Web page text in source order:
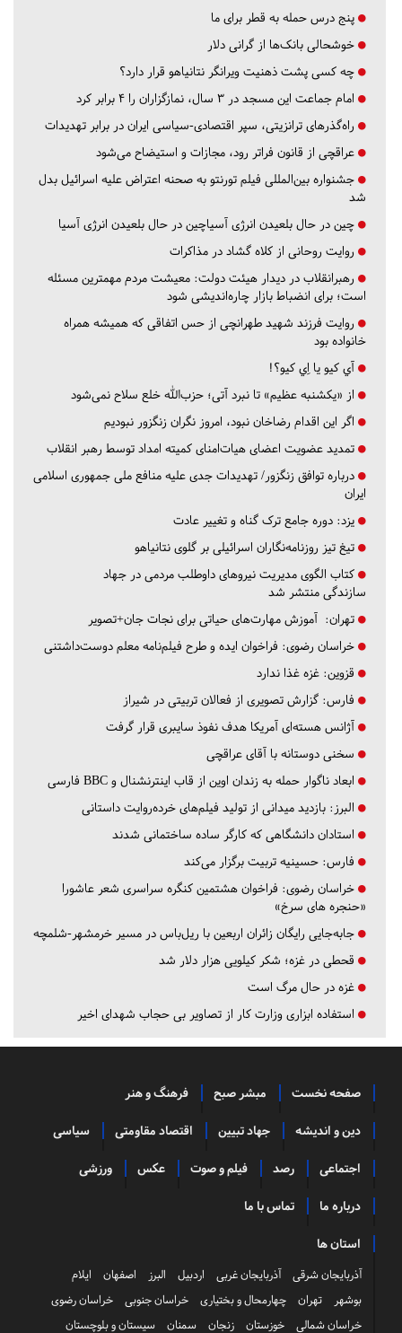
پنج درس‌ حمله به قطر برای ما
خوشحالی بانک‌ها از گرانی دلار
چه کسی پشت ذهنیت ویرانگر نتانیاهو قرار دارد؟
امام جماعت این مسجد در ۳ سال، نمازگزاران را ۴ برابر کرد
راه‌گذرهای ترانزیتی، سپر اقتصادی-سیاسی ایران در برابر تهدیدات
عراقچی از قانون فراتر رود، مجازات و استیضاح می‌شود
جشنواره بین‌المللی فیلم تورنتو به صحنه اعتراض علیه اسرائیل بدل
شد
چین در حال بلعیدن انرژی آسیاچین در حال بلعیدن انرژی آسیا
روایت روحانی از کلاه گشاد در مذاکرات
رهبرانقلاب در دیدار هیئت دولت: معیشت مردم مهمترین مسئله
است؛ برای انضباط بازار چاره‌اندیشی شود
روایت فرزند شهید طهرانچی از حس اتفاقی که همیشه همراه
خانواده بود
آي كيو يا اِي كيو؟!
از «یکشنبه عظیم» تا نبرد آتی؛ حزب‌الله خلع سلاح نمی‌شود
اگر این اقدام رضاخان نبود، امروز نگران زنگزور نبودیم
تمدید عضویت اعضای هیات‌امنای کمیته امداد توسط رهبر انقلاب
درباره توافق زنگزور/ تهدیدات جدی علیه منافع ملی جمهوری اسلامی
ایران
یزد: دوره جامع ترک گناه و تغییر عادت
تیغ تیز روزنامه‌نگاران اسرائیلی بر گلوی نتانیاهو
کتاب الگوی مدیریت نیروهای داوطلب مردمی در جهاد
سازندگی منتشر شد
تهران: آموزش مهارت‌های حیاتی برای نجات جان+تصویر
خراسان رضوی: فراخوان ایده و طرح فیلم‌نامه معلم دوست‌داشتنی
قزوین: غزه غذا ندارد
فارس: گزارش تصویری از فعالان تربیتی در شیراز
آژانس هسته‌ای آمریکا هدف نفوذ سایبری قرار گرفت
سخنی دوستانه با آقای عراقچی
ابعاد ناگوار حمله به زندان اوین از قاب اینترنشنال و BBC فارسی
البرز: بازدید میدانی از تولید فیلم‌های خرده‌روایت داستانی
استادان دانشگاهی که کارگر ساده ساختمانی شدند
فارس: حسینیه تربیت برگزار می‌کند
خراسان رضوی: فراخوان هشتمین کنگره سراسری شعر عاشورا
«حنجره های سرخ»
جابه‌جایی رایگان زائران اربعین با ریل‌باس در مسیر خرمشهر-شلمچه
قحطی در غزه؛ شکر کیلویی هزار دلار شد
غزه در حال مرگ است
استفاده ابزاری وزارت کار از تصاویر بی حجاب شهدای اخیر
صفحه نخست مبشر صبح فرهنگ و هنر
دین و اندیشه جهاد تبیین اقتصاد مقاومتی سیاسی
اجتماعی رصد فیلم و صوت عکس ورزشی
درباره ما تماس با ما
استان ها
آذربایجان شرقی آذربایجان غربی اردبیل البرز اصفهان
ایلام
بوشهر
تهران چهارمحال و بختیاری خراسان جنوبی
خراسان رضوی
خراسان شمالی
خوزستان زنجان سمنان سیستان و بلوچستان